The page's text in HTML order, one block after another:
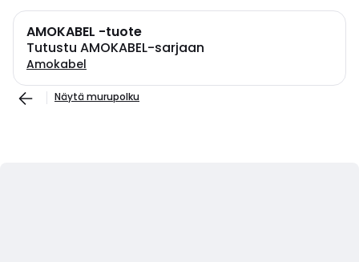
AMOKABEL -tuote
Tutustu AMOKABEL-sarjaan
Amokabel
Näytä murupolku